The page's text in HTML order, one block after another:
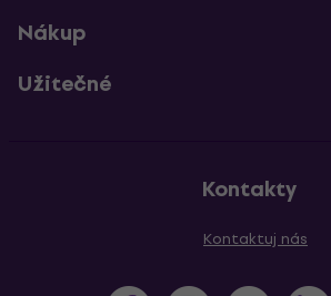
Nákup
Užitečné
Kontakty
Kontaktuj nás